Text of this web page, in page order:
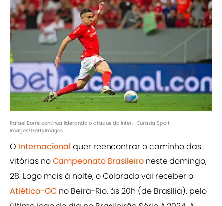
Rafael Borré continua liderando o ataque do Inter. | Eurasia Sport
Images/GettyImages
O Internacional quer reencontrar o caminho das
vitórias noCampeonato Brasileiro neste domingo,
28. Logo mais à noite, o Colorado vai receber o
Atlético-GO no Beira-Rio, às 20h (de Brasília), pelo